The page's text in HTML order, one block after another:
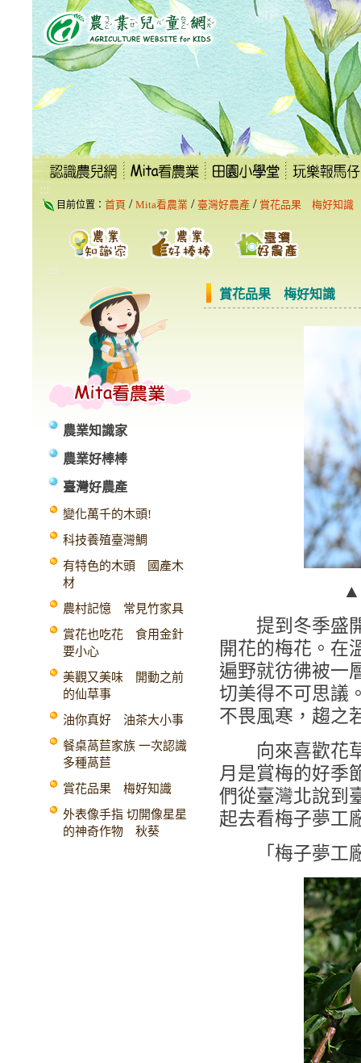
跳
到
主
要
內
容
區
塊
:::
目前位置： 首頁 / Mita看農業 / 臺灣好農產 / 賞花品果 梅好知識
:::
農業知識家
農業好棒棒
臺灣好農產
變化萬千的木頭!
科技養殖臺灣鯛
有特色的木頭 國產木
材
農村記憶 常見竹家具
賞花也吃花 食用金針
要小心
美觀又美味 開動之前
的仙草事
油你真好 油茶大小事
餐桌萵苣家族 一次認識
多種萵苣
賞花品果 梅好知識
外表像手指 切開像星星
的神奇作物 秋葵
賞花品果 梅好知識
▲
提到冬季盛開
開花的梅花。在
遍野就彷彿被一
切美得不可思議
不畏風寒，趨之
向來喜歡花草
月是賞梅的好季
們從臺灣北說到
起去看梅子夢工
「梅子夢工廠